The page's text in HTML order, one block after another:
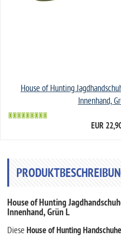
House of Hunting
Innenhand,
EUR
House of Hunting
Innenhand, Grün L
Diese House of Hunting Handschuhe